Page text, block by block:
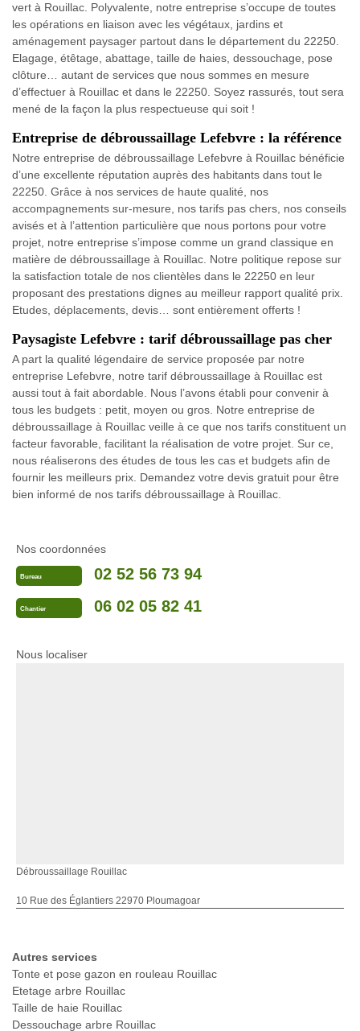
vert à Rouillac. Polyvalente, notre entreprise s’occupe de toutes
les opérations en liaison avec les végétaux, jardins et
aménagement paysager partout dans le département du 22250.
Elagage, étêtage, abattage, taille de haies, dessouchage, pose
clôture… autant de services que nous sommes en mesure
d’effectuer à Rouillac et dans le 22250. Soyez rassurés, tout sera
mené de la façon la plus respectueuse qui soit !
Entreprise de débroussaillage Lefebvre : la référence
Notre entreprise de débroussaillage Lefebvre à Rouillac bénéficie
d’une excellente réputation auprès des habitants dans tout le
22250. Grâce à nos services de haute qualité, nos
accompagnements sur-mesure, nos tarifs pas chers, nos conseils
avisés et à l’attention particulière que nous portons pour votre
projet, notre entreprise s’impose comme un grand classique en
matière de débroussaillage à Rouillac. Notre politique repose sur
la satisfaction totale de nos clientèles dans le 22250 en leur
proposant des prestations dignes au meilleur rapport qualité prix.
Etudes, déplacements, devis… sont entièrement offerts !
Paysagiste Lefebvre : tarif débroussaillage pas cher
A part la qualité légendaire de service proposée par notre
entreprise Lefebvre, notre tarif débroussaillage à Rouillac est
aussi tout à fait abordable. Nous l’avons établi pour convenir à
tous les budgets : petit, moyen ou gros. Notre entreprise de
débroussaillage à Rouillac veille à ce que nos tarifs constituent un
facteur favorable, facilitant la réalisation de votre projet. Sur ce,
nous réaliserons des études de tous les cas et budgets afin de
fournir les meilleurs prix. Demandez votre devis gratuit pour être
bien informé de nos tarifs débroussaillage à Rouillac.
Nos coordonnées
Bureau 02 52 56 73 94
Chantier 06 02 05 82 41
Nous localiser
Débroussaillage Rouillac
10 Rue des Églantiers 22970 Ploumagoar
Autres services
Tonte et pose gazon en rouleau Rouillac
Etetage arbre Rouillac
Taille de haie Rouillac
Dessouchage arbre Rouillac